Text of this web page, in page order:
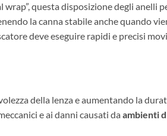
wrap”, questa disposizione degli anelli
la canna stabile anche quando
deve eseguire rapidi e precisi
della lenza e aumentando la
e ai danni causati da ambienti